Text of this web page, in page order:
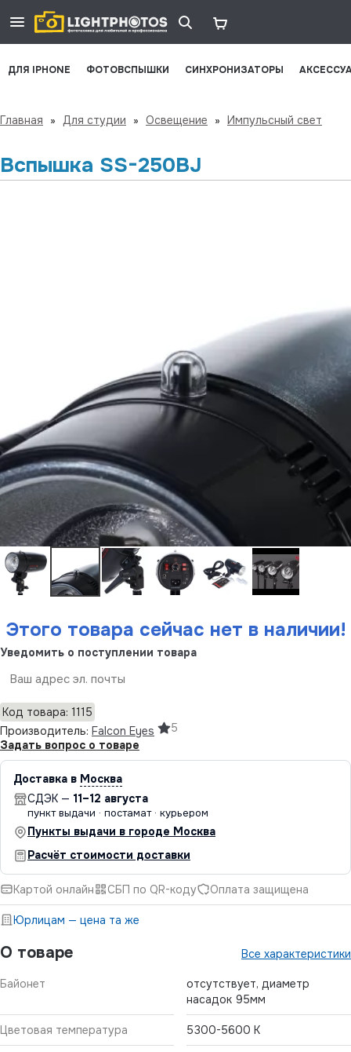
ДЛЯ IPHONE ФОТОВСПЫШКИ СИНХРОНИЗАТОРЫ
Главная » Для студии » Освещение » Импульсный свет
Вспышка SS-250BJ
О товаре Все характеристики
Байонет
отсутствует, диаметр
насадок 95мм
Цветовая температура 5300-5600 К
Этого товара сейчас нет в наличии!
Уведомить о поступлении товара
Код товара: 1115
Производитель: Falcon Eyes
5
Задать вопрос о товаре
Доставка в Москва
СДЭК — 11–12 августа
пункт выдачи · постамат · курьером
Пункты выдачи в городе Москва
Расчёт стоимости доставки
Картой онлайн СБП по QR-коду Оплата защищена
Юрлицам — цена та же